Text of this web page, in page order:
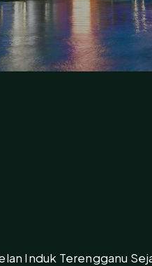
Induk Terengganu